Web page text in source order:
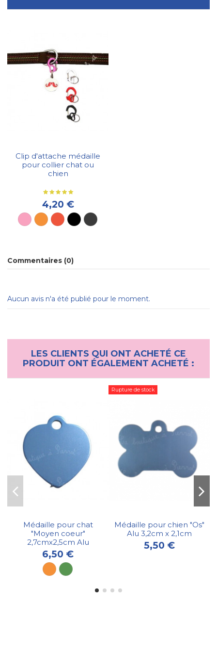
Clip d'attache médaille
pour collier chat ou
chien
4,20 €
Commentaires (0)
Aucun avis n'a été publié pour le moment.
LES CLIENTS QUI ONT ACHETÉ CE
PRODUIT ONT ÉGALEMENT ACHETÉ :
Médaille pour chat
"Moyen coeur"
2,7cmx2,5cm Alu
6,50 €
Rupture de stock
Médaille pour chien "Os"
Alu 3,2cm x 2,1cm
5,50 €